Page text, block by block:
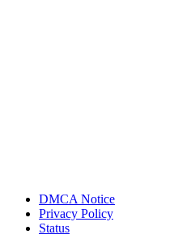
DMCA Notice
Privacy Policy
Status